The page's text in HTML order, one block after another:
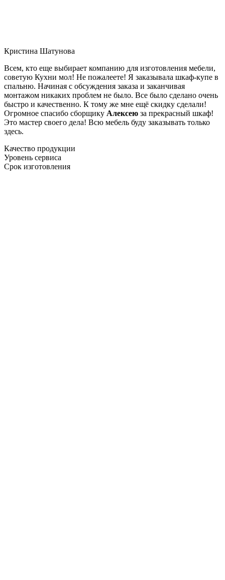
Кристина Шатунова
Всем, кто еще выбирает компанию для изготовления мебели,
советую Кухни мол! Не пожалеете! Я заказывала шкаф-купе в
спальню. Начиная с обсуждения заказа и заканчивая
монтажом никаких проблем не было. Все было сделано очень
быстро и качественно. К тому же мне ещё скидку сделали!
Огромное спасибо сборщику Алексею за прекрасный шкаф!
Это мастер своего дела! Всю мебель буду заказывать только
здесь.
Качество продукции
Уровень сервиса
Срок изготовления